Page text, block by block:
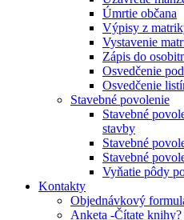
Úmrtie občana
Výpisy z
Vystavenie
Zápis do
Osvedčenie
Osvedčenie
Stavebné povolenie
Stavebné
stavby
Stavebné
Stavebné
Vyňatie pôdy
Kontakty
Objednávkový
Anketa -Čítate knihy?